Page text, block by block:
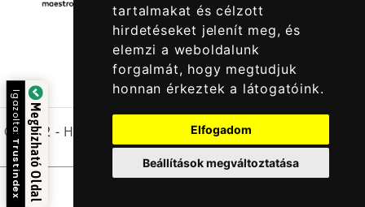
tartalmakat és célzott
hirdetéseket jelenít meg, és
elemzi a weboldalunk
forgalmát, hogy megtudjuk
honnan érkeztek a látogatóink.
Elfogadom
Beállítások megváltoztatása
© 2022 - Halcatraz Kft.
Megbízható Oldal
Igazolta:
Trustindex